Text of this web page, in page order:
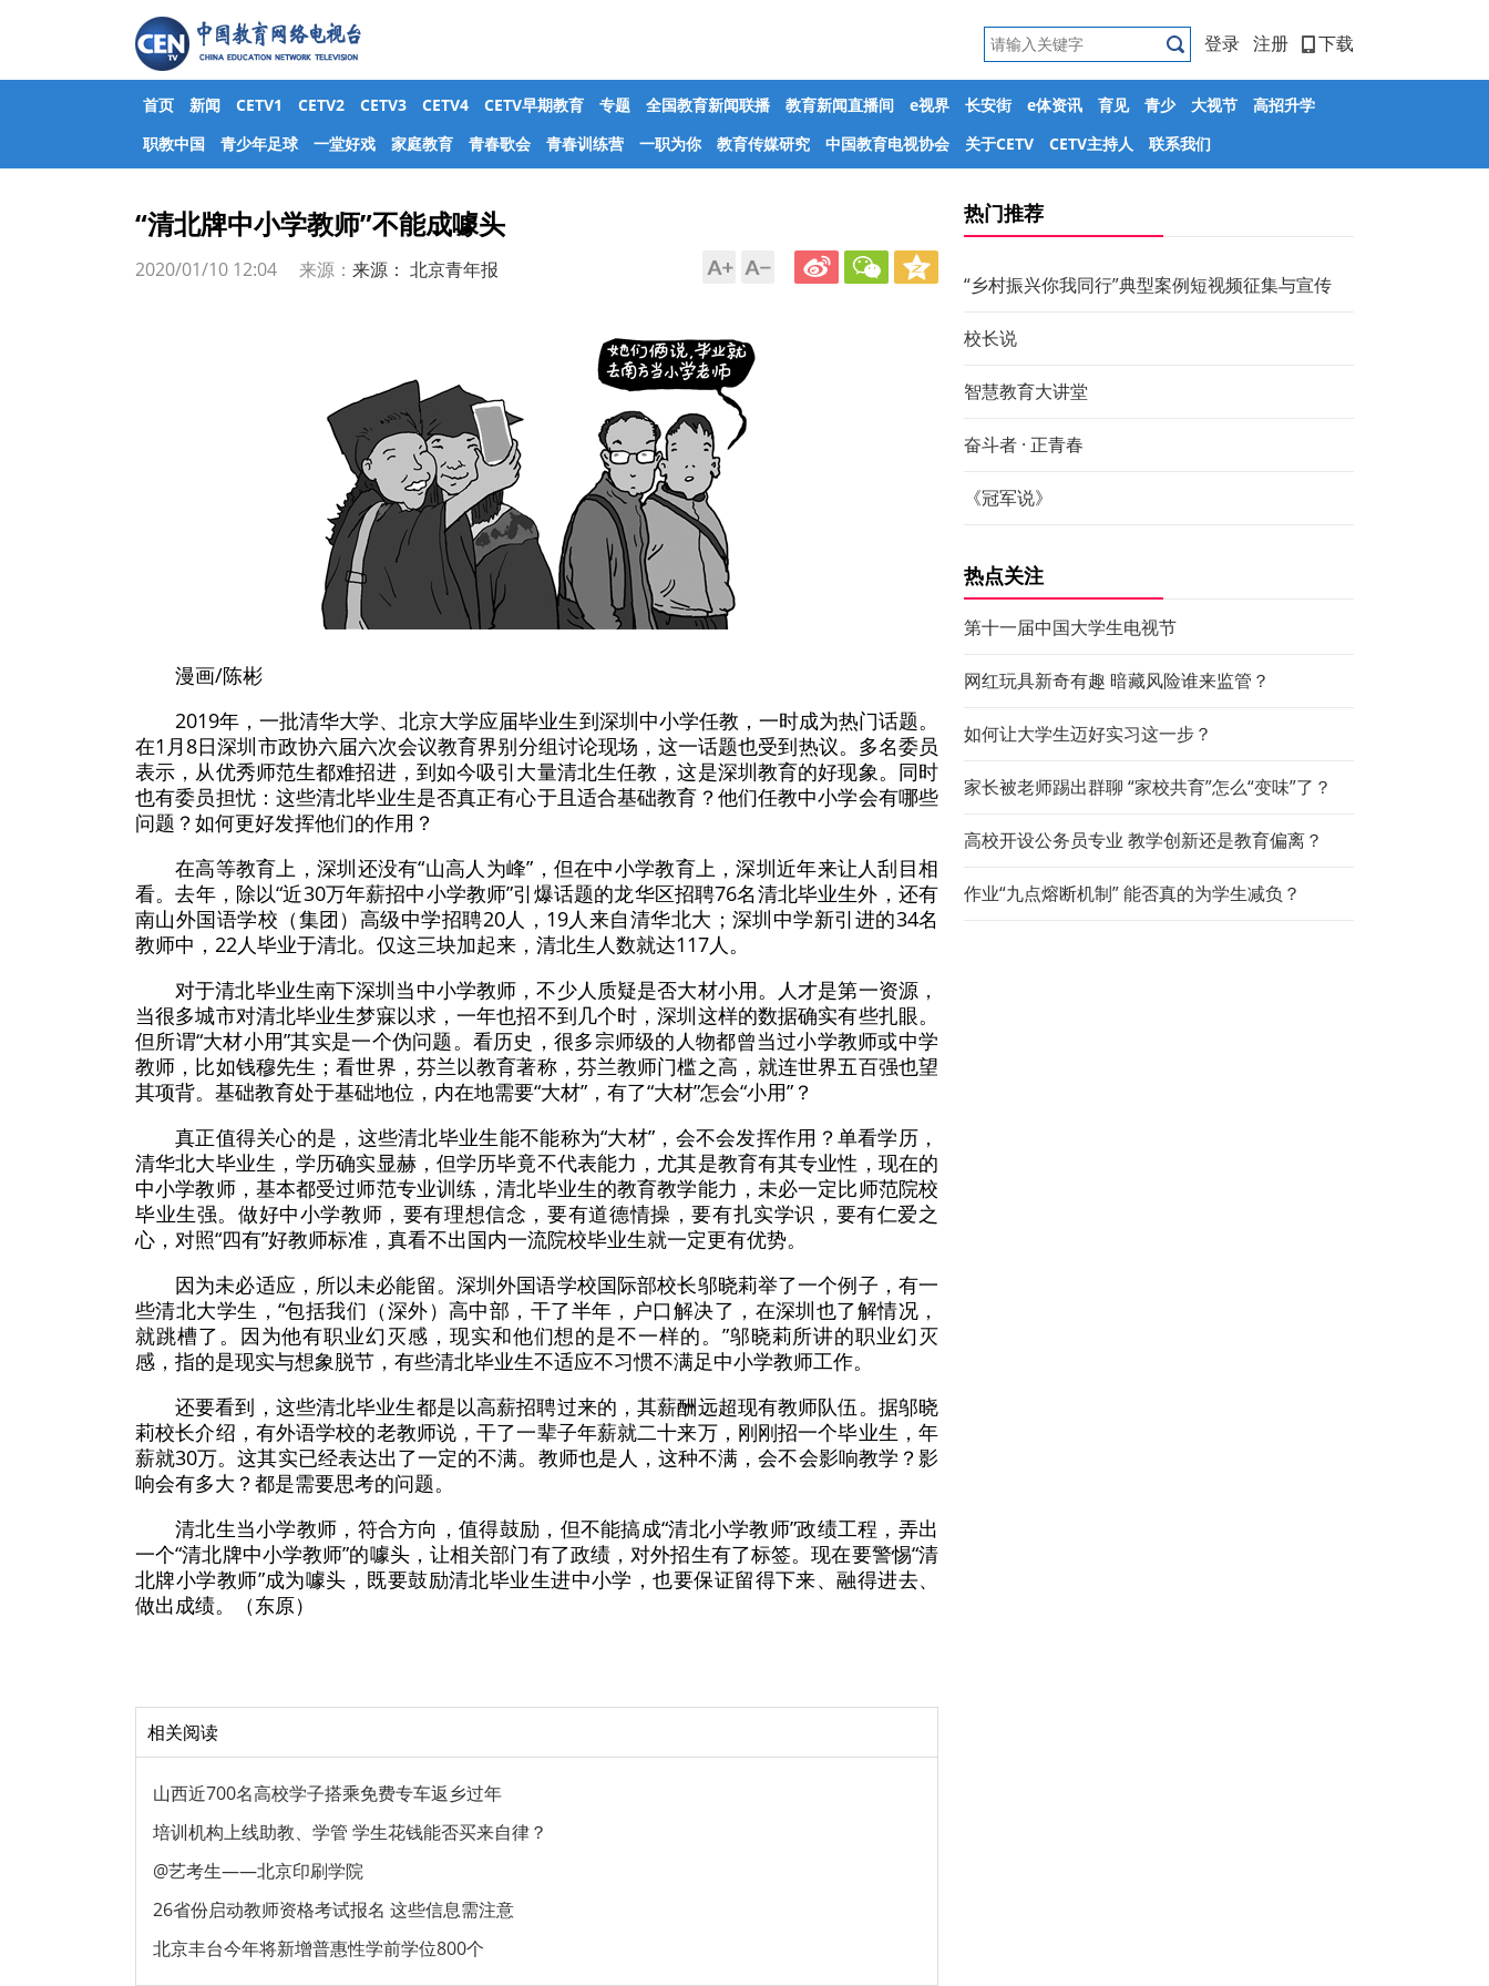
登录 注册 下载
首页 新闻 CETV1 CETV2 CETV3 CETV4 CETV早期教育 专题 全国教育新闻联播 教育新闻直播间 e视界 长安街 e体资讯 育见 青少 大视节
高招升学
职教中国
青少年足球 一堂好戏 家庭教育 青春歌会 青春训练营 一职为你 教育传媒研究 中国教育电视协会 关于CETV CETV主持人 联系我们
“清北牌中小学教师”不能成噱头
2020/01/10 12:04 来源： 来源： 北京青年报
漫画/陈彬
2019年，一批清华大学、北京大学应届毕业生到深圳中小学任教，一时成为热门话题。
在1月8日深圳市政协六届六次会议教育界别分组讨论现场，这一话题也受到热议。多名委员
表示，从优秀师范生都难招进，到如今吸引大量清北生任教，这是深圳教育的好现象。同时
也有委员担忧：这些清北毕业生是否真正有心于且适合基础教育？他们任教中小学会有哪些
问题？如何更好发挥他们的作用？
在高等教育上，深圳还没有“山高人为峰”，但在中小学教育上，深圳近年来让人刮目相
看。去年，除以“近30万年薪招中小学教师”引爆话题的龙华区招聘76名清北毕业生外，还有
南山外国语学校（集团）高级中学招聘20人，19人来自清华北大；深圳中学新引进的34名
教师中，22人毕业于清北。仅这三块加起来，清北生人数就达117人。
对于清北毕业生南下深圳当中小学教师，不少人质疑是否大材小用。人才是第一资源，
当很多城市对清北毕业生梦寐以求，一年也招不到几个时，深圳这样的数据确实有些扎眼。
但所谓“大材小用”其实是一个伪问题。看历史，很多宗师级的人物都曾当过小学教师或中学
教师，比如钱穆先生；看世界，芬兰以教育著称，芬兰教师门槛之高，就连世界五百强也望
其项背。基础教育处于基础地位，内在地需要“大材”，有了“大材”怎会“小用”？
真正值得关心的是，这些清北毕业生能不能称为“大材”，会不会发挥作用？单看学历，
清华北大毕业生，学历确实显赫，但学历毕竟不代表能力，尤其是教育有其专业性，现在的
中小学教师，基本都受过师范专业训练，清北毕业生的教育教学能力，未必一定比师范院校
毕业生强。做好中小学教师，要有理想信念，要有道德情操，要有扎实学识，要有仁爱之
心，对照“四有”好教师标准，真看不出国内一流院校毕业生就一定更有优势。
因为未必适应，所以未必能留。深圳外国语学校国际部校长邬晓莉举了一个例子，有一
些清北大学生，“包括我们（深外）高中部，干了半年，户口解决了，在深圳也了解情况，
就跳槽了。因为他有职业幻灭感，现实和他们想的是不一样的。”邬晓莉所讲的职业幻灭
感，指的是现实与想象脱节，有些清北毕业生不适应不习惯不满足中小学教师工作。
还要看到，这些清北毕业生都是以高薪招聘过来的，其薪酬远超现有教师队伍。据邬晓
莉校长介绍，有外语学校的老教师说，干了一辈子年薪就二十来万，刚刚招一个毕业生，年
薪就30万。这其实已经表达出了一定的不满。教师也是人，这种不满，会不会影响教学？影
响会有多大？都是需要思考的问题。
清北生当小学教师，符合方向，值得鼓励，但不能搞成“清北小学教师”政绩工程，弄出
一个“清北牌中小学教师”的噱头，让相关部门有了政绩，对外招生有了标签。现在要警惕“清
北牌小学教师”成为噱头，既要鼓励清北毕业生进中小学，也要保证留得下来、融得进去、
做出成绩。（东原）
相关阅读
山西近700名高校学子搭乘免费专车返乡过年
培训机构上线助教、学管 学生花钱能否买来自律？
@艺考生——北京印刷学院
26省份启动教师资格考试报名 这些信息需注意
北京丰台今年将新增普惠性学前学位800个
热门推荐
“乡村振兴你我同行”典型案例短视频征集与宣传
校长说
智慧教育大讲堂
奋斗者 · 正青春
《冠军说》
热点关注
第十一届中国大学生电视节
网红玩具新奇有趣 暗藏风险谁来监管？
如何让大学生迈好实习这一步？
家长被老师踢出群聊 “家校共育”怎么“变味”了？
高校开设公务员专业 教学创新还是教育偏离？
作业“九点熔断机制” 能否真的为学生减负？